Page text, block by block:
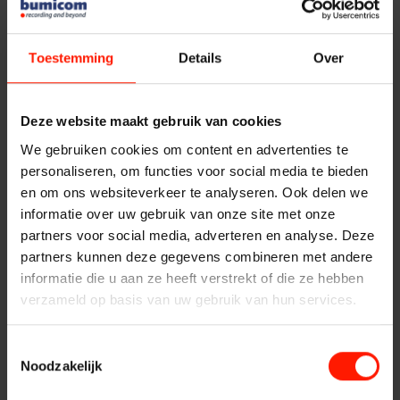
Toestemming Details Over
Deze website maakt gebruik van cookies
We gebruiken cookies om content en advertenties te
personaliseren, om functies voor social media te bieden
en om ons websiteverkeer te analyseren. Ook delen we
informatie over uw gebruik van onze site met onze
partners voor social media, adverteren en analyse. Deze
partners kunnen deze gegevens combineren met andere
informatie die u aan ze heeft verstrekt of die ze hebben
verzameld op basis van uw gebruik van hun services.
Noodzakelijk
Centers
Financiële
Instellingen
Openbare Orde &
Veiligheid
Verkeersleiding
Providers
Systeemonderhoud
Implementatie
Services
Contact
Nokia IMS
Salesforce
SIP Active
SIPWISE
Unexus
Unify
Conformiteit
Naast technische compatibiliteit met externe systemen
streeft Bumicom ook naar conformiteit met wetgeving,
Enkele voorbeelden van de wetten, regelementen en